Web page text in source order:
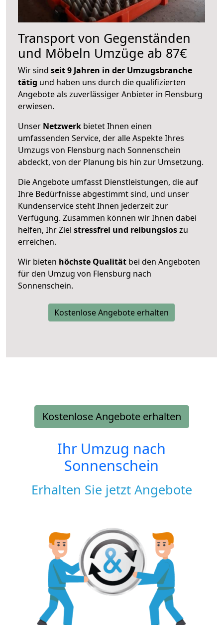
Transport von Gegenständen
und Möbeln Umzüge ab 87€
Wir sind seit 9 Jahren in der Umzugsbranche
tätig und haben uns durch die qualifizierten
Angebote als zuverlässiger Anbieter in Flensburg
erwiesen.
Unser Netzwerk bietet Ihnen einen
umfassenden Service, der alle Aspekte Ihres
Umzugs von Flensburg nach Sonnenschein
abdeckt, von der Planung bis hin zur Umsetzung.
Die Angebote umfasst Dienstleistungen, die auf
Ihre Bedürfnisse abgestimmt sind, und unser
Kundenservice steht Ihnen jederzeit zur
Verfügung. Zusammen können wir Ihnen dabei
helfen, Ihr Ziel stressfrei und reibungsloszu
erreichen.
Wir bieten höchste Qualität bei den Angeboten
für den Umzug von Flensburg nach
Sonnenschein.
Kostenlose Angebote erhalten
Kostenlose Angebote erhalten
Ihr Umzug nach
Sonnenschein
Erhalten Sie jetzt Angebote